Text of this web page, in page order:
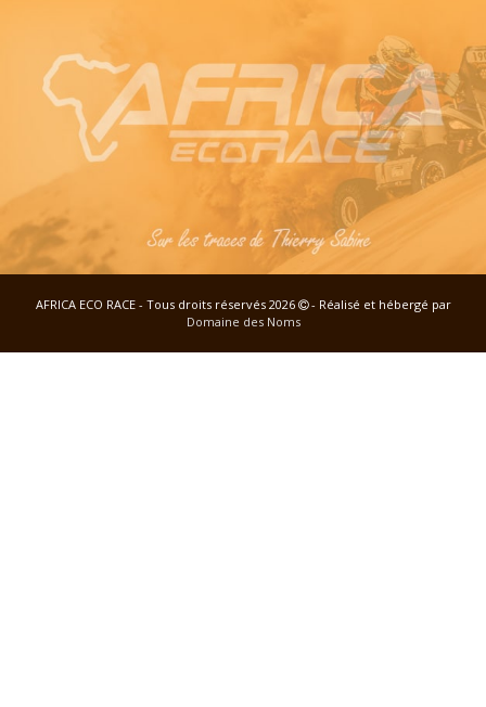
AFRICA ECO RACE - Tous droits réservés 2026
- Réalisé et hébergé par
Domaine des Noms